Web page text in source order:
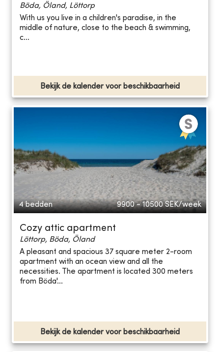
Böda, Öland, Löttorp
With us you live in a children's paradise, in the
middle of nature, close to the beach & swimming,
c...
Bekijk de kalender voor beschikbaarheid
4 bedden 9900 - 10500 SEK/week
Cozy attic apartment
Löttorp, Böda, Öland
A pleasant and spacious 37 square meter 2-room
apartment with an ocean view and all the
necessities. The apartment is located 300 meters
from Böda'...
Bekijk de kalender voor beschikbaarheid